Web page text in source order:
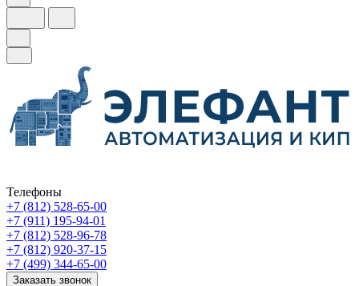
Телефоны
+7 (812) 528-65-00
+7 (911) 195-94-01
+7 (812) 528-96-78
+7 (812) 920-37-15
+7 (499) 344-65-00
Заказать звонок